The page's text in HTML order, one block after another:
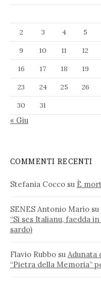
2
3 4 5
9
10 11 12
16
17 18 19
23
24 25 26
30
31
« Giu
COMMENTI RECENTI
Stefania Cocco su È
SENES Antonio Mario su
“Si ses Italianu, faedda
sardo)
Flavio Rubbo su Adunata
“Pietra della Memoria”